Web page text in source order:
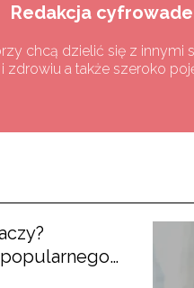
Redakcja
chcą dzielić się z
zdrowiu a także szeroko